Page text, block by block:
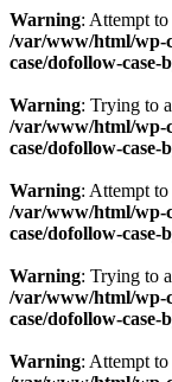
Warning: Attempt
/var/www/html/wp-
case/dofollow-case-
Warning: Trying to
/var/www/html/wp-
case/dofollow-case-
Warning: Attempt
/var/www/html/wp-
case/dofollow-case-
Warning: Trying to
/var/www/html/wp-
case/dofollow-case-
Warning: Attempt